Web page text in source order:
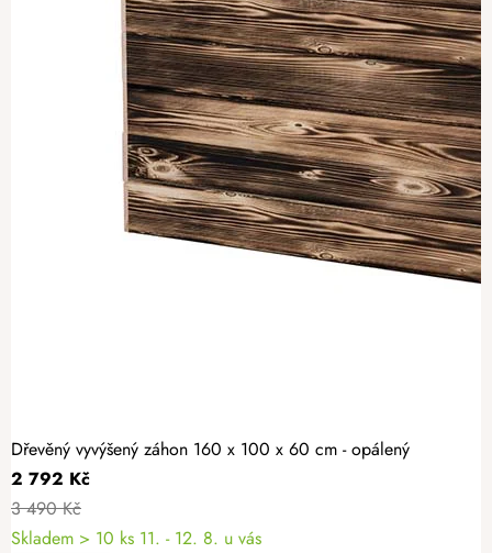
Dřevěný vyvýšený záhon 160 x 100 x 60 cm - opálený
2 792 Kč
3 490 Kč
Skladem > 10 ks 11. - 12. 8. u vás